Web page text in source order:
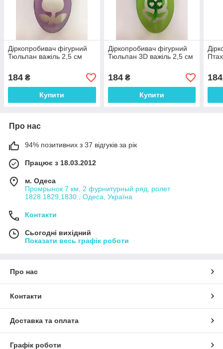
Діркопробивач фігурний
Тюльпан важіль 2,5 см
184 ₴
Купити
Діркопробивач фігурний
Тюльпан 3D важіль 2,5 см
184₴
Купити
184
Про нас
94% позитивних з 37 відгуків за рік
Працює з 18.03.2012
м. Одеса
Промрынок 7 км, 2 фурнитурный ряд, ролет
1828.1829,1830 , Одеса, Україна
Контакти
Сьогодні вихідний
Показати весь графік роботи
Про нас
Контакти
Доставка та оплата
Графік роботи